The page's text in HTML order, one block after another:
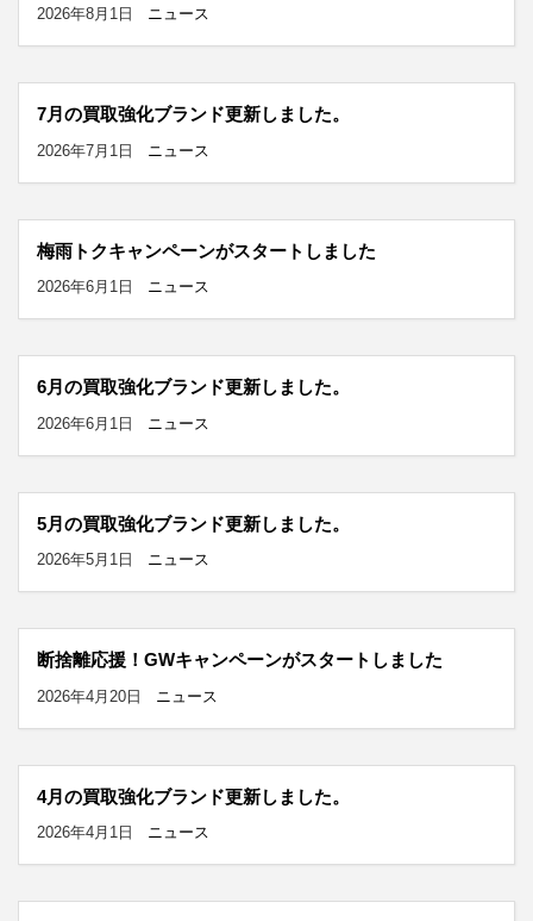
2026年8月1日 ニュース
7月の買取強化ブランド更新しました。
2026年7月1日 ニュース
梅雨トクキャンペーンがスタートしました
2026年6月1日 ニュース
6月の買取強化ブランド更新しました。
2026年6月1日 ニュース
5月の買取強化ブランド更新しました。
2026年5月1日 ニュース
断捨離応援！GWキャンペーンがスタートしました
2026年4月20日 ニュース
4月の買取強化ブランド更新しました。
2026年4月1日 ニュース